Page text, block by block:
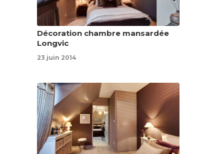
Décoration chambre mansardée
Longvic
23 juin 2014